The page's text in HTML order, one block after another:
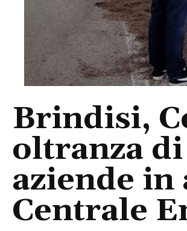
Brindisi,
oltranza
aziende in
Centrale